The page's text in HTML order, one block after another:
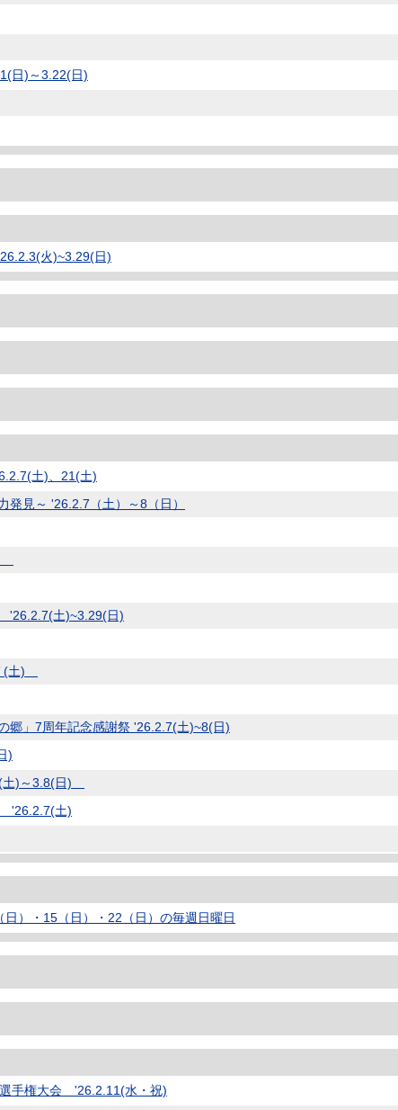
日)～3.22(日)
火)~3.29(日)
土)、21(土)
発見～ '26.2.7（土）～8（日）
'26.2.7(土)~3.29(日)
(土)
郷」7周年記念感謝祭 '26.2.7(土)~8(日)
)
土)～3.8(日)
'26.2.7(土)
）・15（日）・22（日）の毎週日曜日
手権大会 '26.2.11(水・祝)